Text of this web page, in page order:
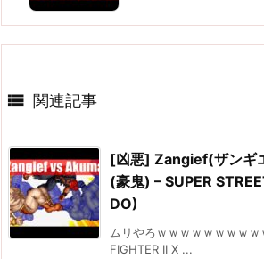
 関連記事
[凶悪] Zangief(ザンギ
(豪鬼) – SUPER
DO)
ムリやろｗｗｗｗｗｗｗｗｗ
FIGHTER II X ...